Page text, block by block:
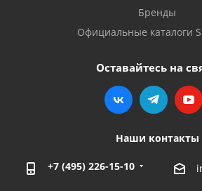
Бренды
Официальные каталоги
Оставайтесь на
Наши контакты
+7 (495) 226-15-10